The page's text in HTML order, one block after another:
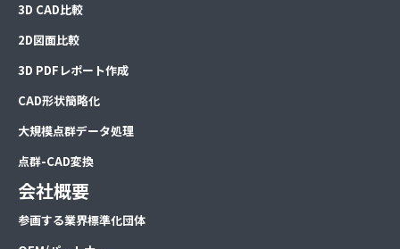
3D CAD比較
2D図面比較
3D PDFレポート作成
CAD形状簡略化
大規模点群データ処理
点群-CAD変換
会社概要
参画する業界標準化団体